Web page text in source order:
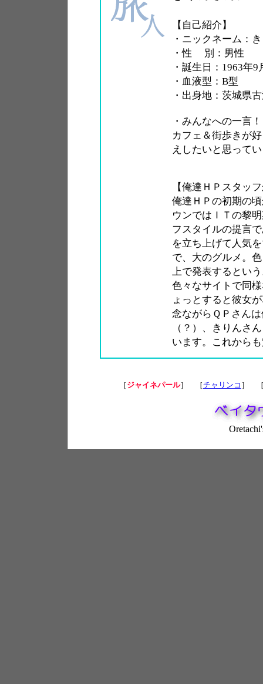
【自己紹介】
・ニックネーム：
・性 別：男性
・誕生日：1963年9
・血液型：B型
・出身地：茨城県
・みんなへの一言！
カフェ＆街歩きが
えしたいと思って
【俺達ＨＰスタッ
俺達ＨＰの初期の
ウンではＩＴの黎
フスタイルの提言
を立ち上げて人気
で、大のグルメ。
上で発表するとい
色々なサイトで同
ょっとすると彼女
念ながらＱＰさん
（？）、きりんさ
います。これから
［ ジャイネパール］ ［チャリンコ ］